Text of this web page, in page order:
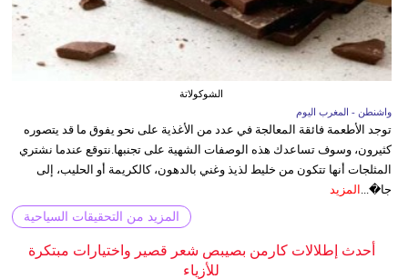
الشوكولاتة
واشنطن - المغرب اليوم
توجد الأطعمة فائقة المعالجة في عدد من الأغذية على نحو يفوق ما قد يتصوره
كثيرون، وسوف تساعدك هذه الوصفات الشهية على تجنبها.نتوقع عندما نشتري
المثلجات أنها تتكون من خليط لذيذ وغني بالدهون، كالكريمة أو الحليب، إلى
جا�...
المزيد
المزيد من التحقيقات السياحية
أحدث إطلالات كارمن بصيبص شعر قصير واختيارات مبتكرة
للأزياء